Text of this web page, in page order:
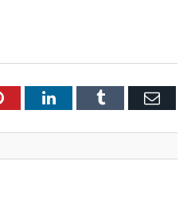
PinterestLinkedInTumblr Email